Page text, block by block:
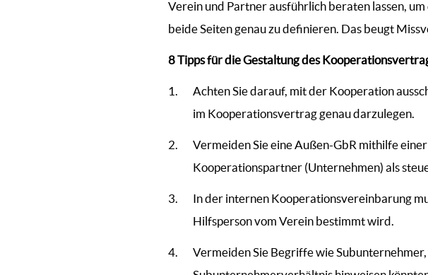
Verein und Partner ausführlich beraten lassen,
beide Seiten genau zu definieren. Das beugt
8 Tipps für die Gestaltung des
Achten Sie darauf, mit der Kooperation
im Kooperationsvertrag genau darzulegen.
Vermeiden Sie eine Außen-GbR mithilfe
Kooperationspartner (Unternehmen) als
In der internen Kooperationsvereinbarung
Hilfsperson vom Verein bestimmt wird.
Vermeiden Sie Begriffe wie